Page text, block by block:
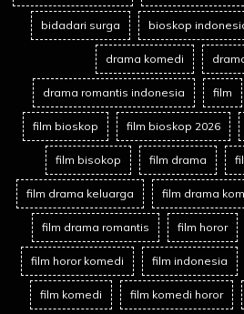
bidadari surga bioskop
drama komedi
drama romantis indonesia film
film bioskop film bioskop 2026
film bisokop film drama
film drama keluarga film drama
film drama romantis film horor
film horor komedi film indonesia
film komedi film komedi horor